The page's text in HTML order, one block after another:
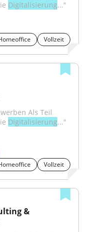
Digitalisierung..."
Vollzeit
Als Teil
Digitalisierung..."
Vollzeit
&